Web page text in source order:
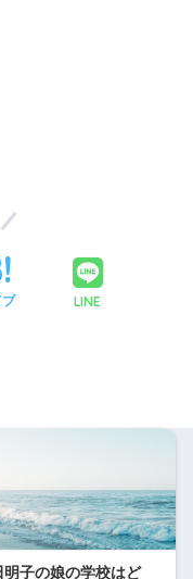
ブ LINE
明子の娘の学校はど